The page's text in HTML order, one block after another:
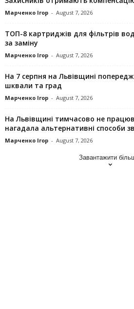
Марченко Ігор - August 7, 2026
ТОП-8 картриджів для фільтрів
за заміну
Марченко Ігор - August 7, 2026
На 7 серпня на Львівщині
шквали та град
Марченко Ігор - August 7, 2026
На Львівщині тимчасово не
нагадала альтернативні способи
Марченко Ігор - August 7, 2026
Завантажити